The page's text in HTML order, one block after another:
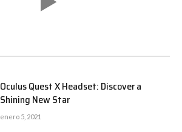
Oculus Quest X Headset: Discover a
Shining New Star
enero 5, 2021